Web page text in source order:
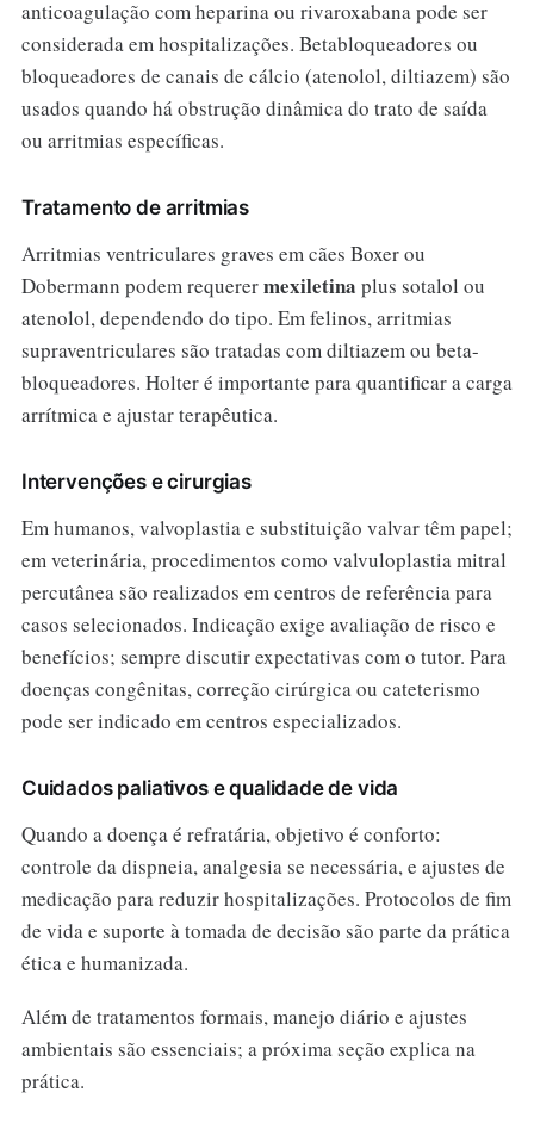
anticoagulação com heparina ou rivaroxabana pode ser
considerada em hospitalizações. Betabloqueadores ou
bloqueadores de canais de cálcio (atenolol, diltiazem) são
usados quando há obstrução dinâmica do trato de saída
ou arritmias específicas.
Tratamento de arritmias
Arritmias ventriculares graves em cães Boxer ou
Dobermann podem requerermexiletina plus sotalol ou
atenolol, dependendo do tipo. Em felinos, arritmias
supraventriculares são tratadas com diltiazem ou beta-
bloqueadores. Holter é importante para quantificar a carga
arrítmica e ajustar terapêutica.
Intervenções e cirurgias
Em humanos, valvoplastia e substituição valvar têm papel;
em veterinária, procedimentos como valvuloplastia mitral
percutânea são realizados em centros de referência para
casos selecionados. Indicação exige avaliação de risco e
benefícios; sempre discutir expectativas com o tutor. Para
doenças congênitas, correção cirúrgica ou cateterismo
pode ser indicado em centros especializados.
Cuidados paliativos e qualidade de vida
Quando a doença é refratária, objetivo é conforto:
controle da dispneia, analgesia se necessária, e ajustes de
medicação para reduzir hospitalizações. Protocolos de fim
de vida e suporte à tomada de decisão são parte da prática
ética e humanizada.
Além de tratamentos formais, manejo diário e ajustes
ambientais são essenciais; a próxima seção explica na
prática.